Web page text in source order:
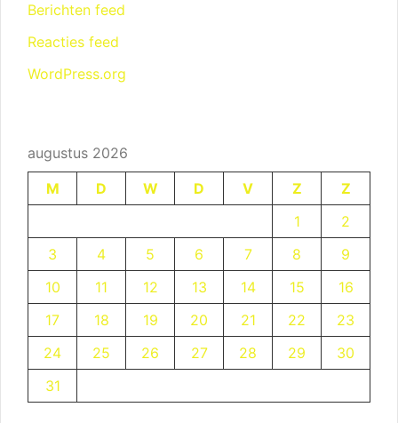
Berichten feed
Reacties feed
WordPress.org
augustus 2026
M
D W D V Z
Z
1
2
3
4 5 6 7 8
9
10
11 12 13 14 15
16
17
18 19 20 21 22
23
24
25 26 27 28 29
30
31